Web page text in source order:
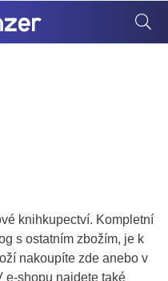
knihkupectví. Kompletní
s ostatním zbožím, je k
nakoupíte zde anebo v
e-shopu najdete také